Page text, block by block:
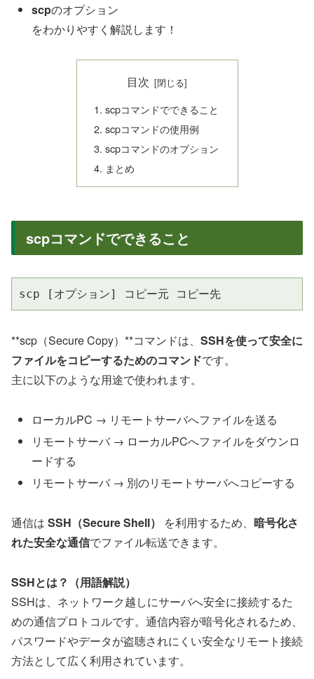
scpのオプション
をわかりやすく解説します！
目次
scpコマンドでできること
scpコマンドの使用例
scpコマンドのオプション
まとめ
scpコマンドでできること
scp [オプション] コピー元 コピー先
**scp（Secure Copy）**コマンドは、 SSHを使って安全に
ファイルをコピーするためのコマンドです。
主に以下のような用途で使われます。
ローカルPC → リモートサーバへファイルを送る
リモートサーバ → ローカルPCへファイルをダウンロ
ードする
リモートサーバ → 別のリモートサーバへコピーする
通信は SSH（Secure Shell） を利用するため、 暗号化さ
れた安全な通信でファイル転送できます。
SSHとは？（用語解説）
SSHは、ネットワーク越しにサーバへ安全に接続するた
めの通信プロトコルです。通信内容が暗号化されるため、
パスワードやデータが盗聴されにくい安全なリモート接続
方法として広く利用されています。